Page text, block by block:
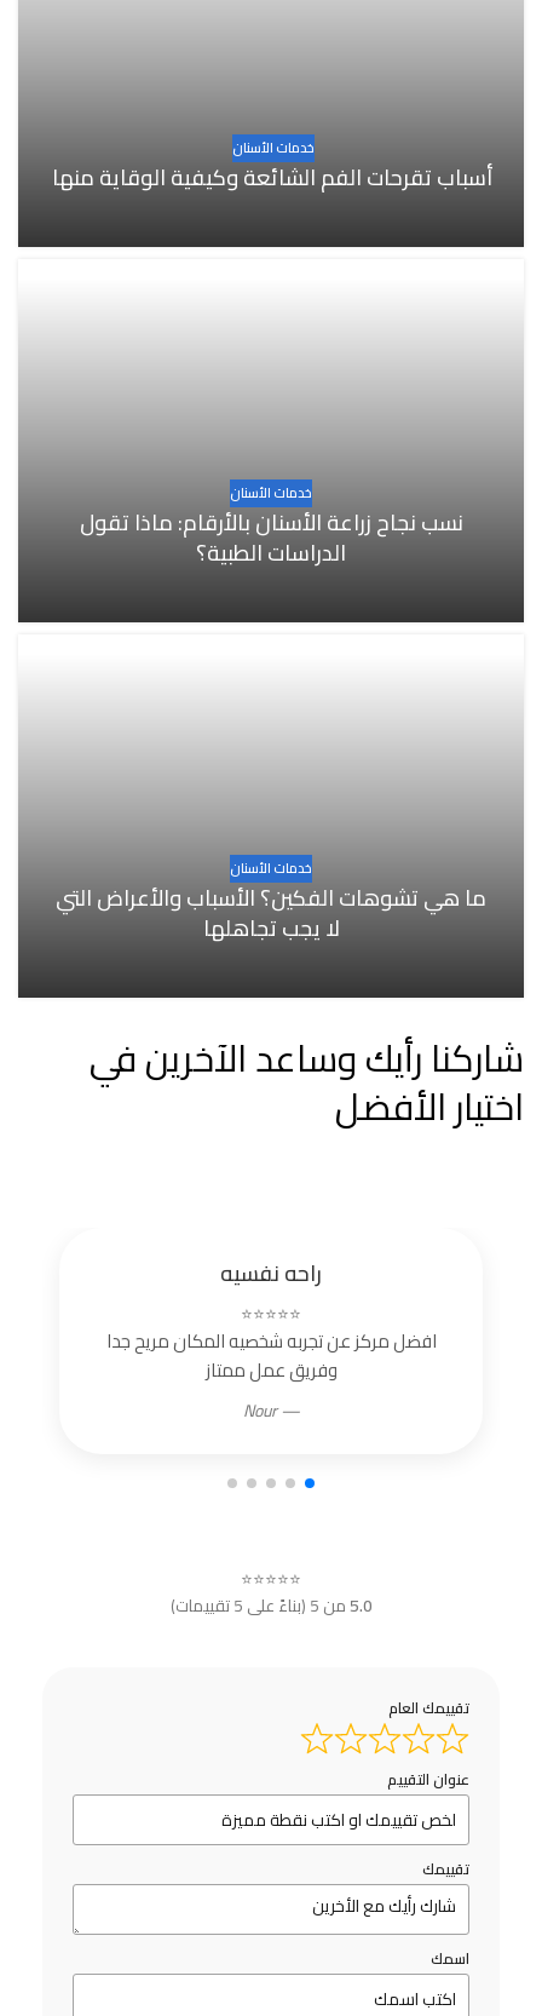
خدمات الأسنان
أسباب تقرحات الفم الشائعة وكيفية الوقاية منها
خدمات الأسنان
نسب نجاح زراعة الأسنان بالأرقام: ماذا تقول
الدراسات الطبية؟
خدمات الأسنان
ما هي تشوهات الفكين؟ الأسباب والأعراض التي
لا يجب تجاهلها
شاركنا رأيك وساعد الآخرين في
اختيار الأفضل
راحه نفسيه
⭐⭐⭐⭐⭐
افضل مركز عن تجربه شخصيه المكان مريح جدا
وفريق عمل ممتاز
— Nour
⭐⭐⭐⭐⭐
5.0من 5 (بناءً على 5 تقييمات)
تقييمك العام
عنوان التقييم
تقييمك
اسمك